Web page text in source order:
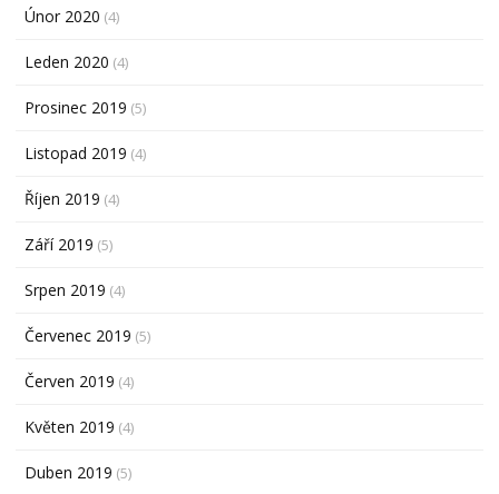
Únor 2020 (4)
Leden 2020 (4)
Prosinec 2019 (5)
Listopad 2019 (4)
Říjen 2019 (4)
Září 2019 (5)
Srpen 2019 (4)
Červenec 2019 (5)
Červen 2019 (4)
Květen 2019 (4)
Duben 2019 (5)